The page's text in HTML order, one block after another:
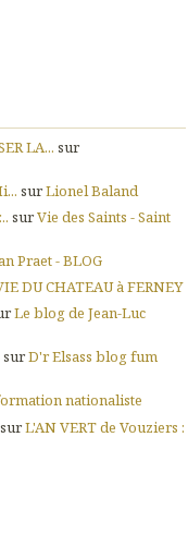
LA... sur
surLionel Baland
surVie des Saints - Saint
Praet - BLOG
DU CHATEAU à FERNEY
Le blog de Jean-Luc
surD'r Elsass blog fum
nationaliste
surL'AN VERT de Vouziers :